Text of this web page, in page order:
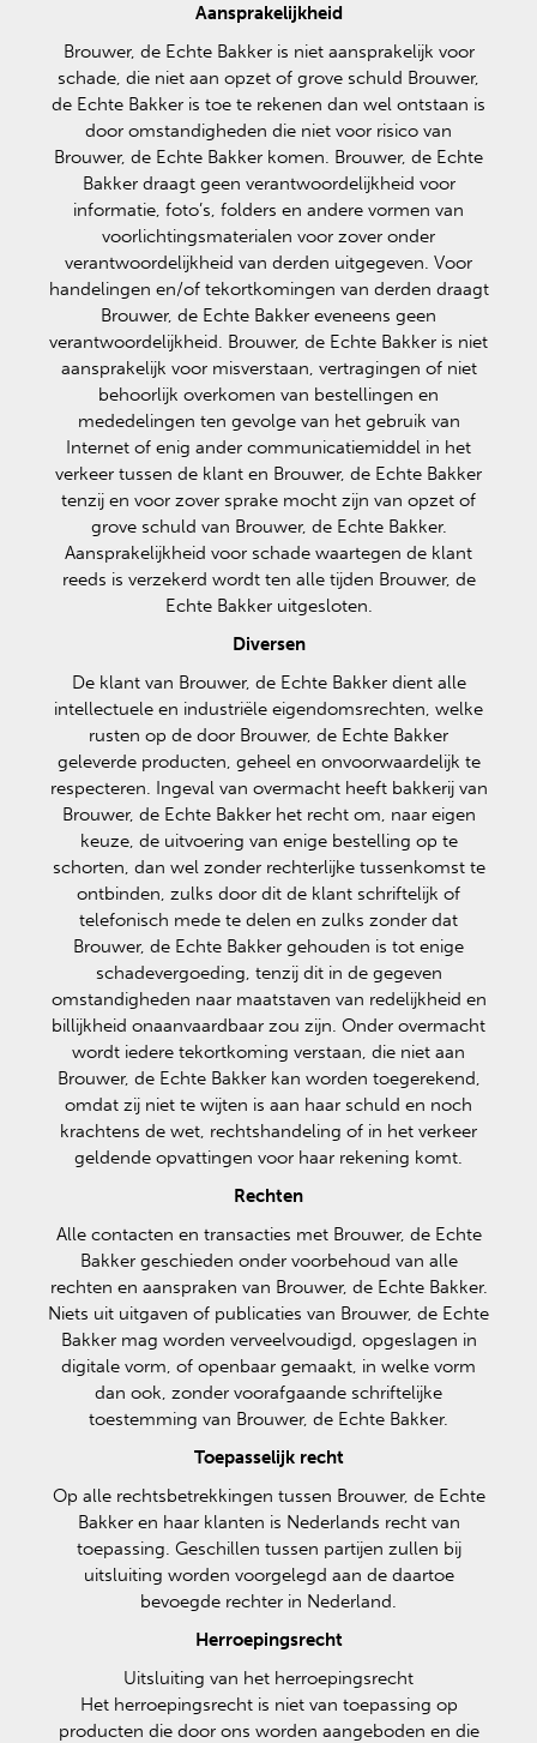
Aansprakelijkheid
Brouwer, de Echte Bakker is niet aansprakelijk voor
schade, die niet aan opzet of grove schuld Brouwer,
de Echte Bakker is toe te rekenen dan wel ontstaan is
door omstandigheden die niet voor risico van
Brouwer, de Echte Bakker komen. Brouwer, de Echte
Bakker draagt geen verantwoordelijkheid voor
informatie, foto’s, folders en andere vormen van
voorlichtingsmaterialen voor zover onder
verantwoordelijkheid van derden uitgegeven. Voor
handelingen en/of tekortkomingen van derden draagt
Brouwer, de Echte Bakker eveneens geen
verantwoordelijkheid. Brouwer, de Echte Bakker is niet
aansprakelijk voor misverstaan, vertragingen of niet
behoorlijk overkomen van bestellingen en
mededelingen ten gevolge van het gebruik van
Internet of enig ander communicatiemiddel in het
verkeer tussen de klant en Brouwer, de Echte Bakker
tenzij en voor zover sprake mocht zijn van opzet of
grove schuld van Brouwer, de Echte Bakker.
Aansprakelijkheid voor schade waartegen de klant
reeds is verzekerd wordt ten alle tijden Brouwer, de
Echte Bakker uitgesloten.
Diversen
De klant van Brouwer, de Echte Bakker dient alle
intellectuele en industriële eigendomsrechten, welke
rusten op de door Brouwer, de Echte Bakker
geleverde producten, geheel en onvoorwaardelijk te
respecteren. Ingeval van overmacht heeft bakkerij van
Brouwer, de Echte Bakker het recht om, naar eigen
keuze, de uitvoering van enige bestelling op te
schorten, dan wel zonder rechterlijke tussenkomst te
ontbinden, zulks door dit de klant schriftelijk of
telefonisch mede te delen en zulks zonder dat
Brouwer, de Echte Bakker gehouden is tot enige
schadevergoeding, tenzij dit in de gegeven
omstandigheden naar maatstaven van redelijkheid en
billijkheid onaanvaardbaar zou zijn. Onder overmacht
wordt iedere tekortkoming verstaan, die niet aan
Brouwer, de Echte Bakker kan worden toegerekend,
omdat zij niet te wijten is aan haar schuld en noch
krachtens de wet, rechtshandeling of in het verkeer
geldende opvattingen voor haar rekening komt.
Rechten
Alle contacten en transacties met Brouwer, de Echte
Bakker geschieden onder voorbehoud van alle
rechten en aanspraken van Brouwer, de Echte Bakker.
Niets uit uitgaven of publicaties van Brouwer, de Echte
Bakker mag worden verveelvoudigd, opgeslagen in
digitale vorm, of openbaar gemaakt, in welke vorm
dan ook, zonder voorafgaande schriftelijke
toestemming van Brouwer, de Echte Bakker.
Toepasselijk recht
Op alle rechtsbetrekkingen tussen Brouwer, de Echte
Bakker en haar klanten is Nederlands recht van
toepassing. Geschillen tussen partijen zullen bij
uitsluiting worden voorgelegd aan de daartoe
bevoegde rechter in Nederland.
Herroepingsrecht
Uitsluiting van het herroepingsrecht
Het herroepingsrecht is niet van toepassing op
producten die door ons worden aangeboden en die